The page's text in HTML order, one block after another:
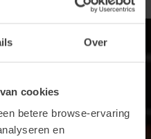
Over
cookies
betere browse-ervaring
en